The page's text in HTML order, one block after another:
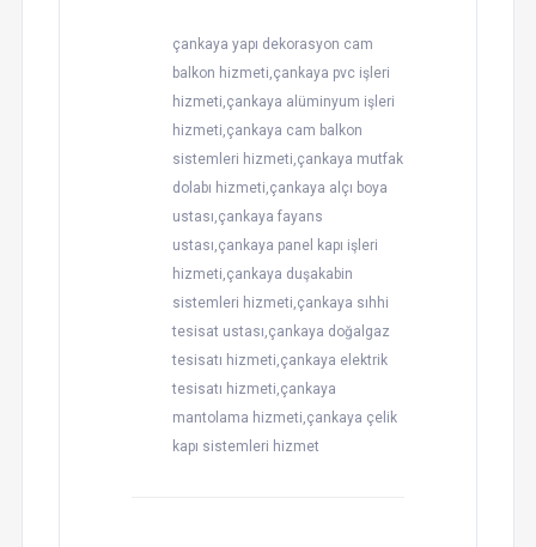
çankaya yapı dekorasyon cam
balkon hizmeti,çankaya pvc işleri
hizmeti,çankaya alüminyum işleri
hizmeti,çankaya cam balkon
sistemleri hizmeti,çankaya mutfak
dolabı hizmeti,çankaya alçı boya
ustası,çankaya fayans
ustası,çankaya panel kapı işleri
hizmeti,çankaya duşakabin
sistemleri hizmeti,çankaya sıhhi
tesisat ustası,çankaya doğalgaz
tesisatı hizmeti,çankaya elektrik
tesisatı hizmeti,çankaya
mantolama hizmeti,çankaya çelik
kapı sistemleri hizmet